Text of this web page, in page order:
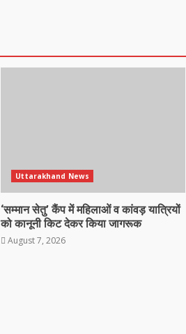
Uttarakhand News
‘सम्मान सेतु’ कैंप में महिलाओं व कांवड़ यात्रियों
को कानूनी किट देकर किया जागरूक
August 7, 2026